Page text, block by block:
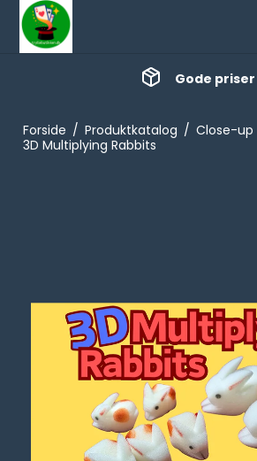
Gode priser
Forside / Produktkatalog / Close-up
3D Multiplying Rabbits